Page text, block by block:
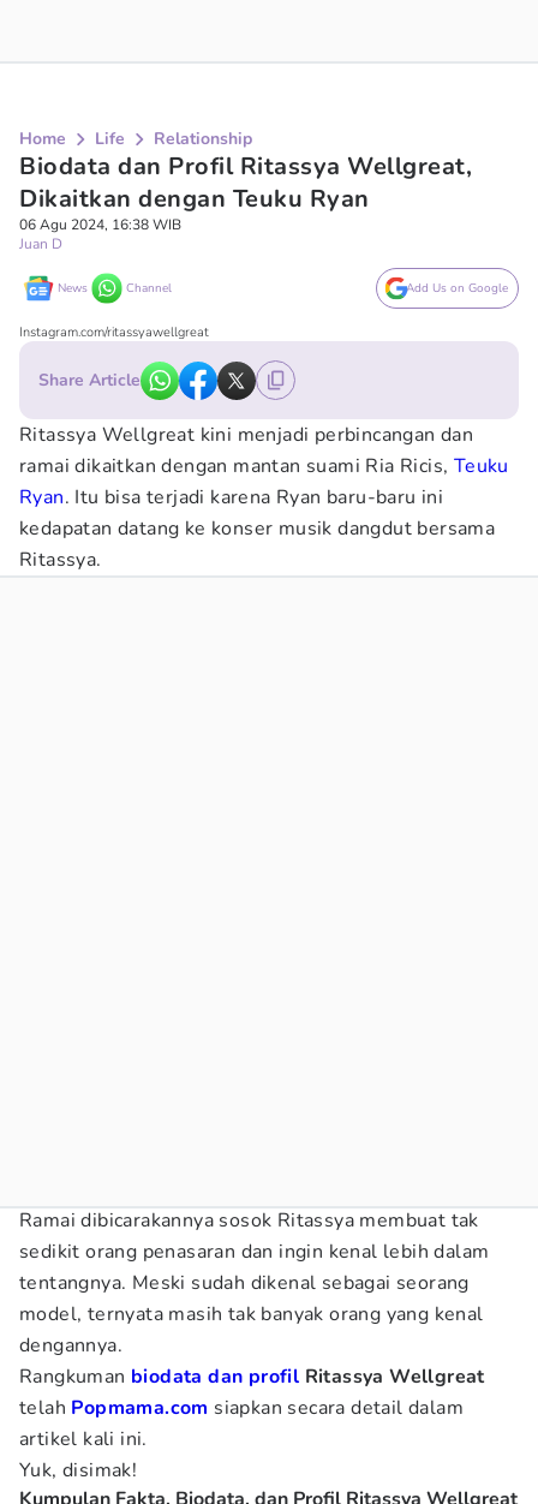
Home Life Relationship
Biodata dan Profil Ritassya Wellgreat,
Dikaitkan dengan Teuku Ryan
06 Agu 2024, 16:38 WIB
Juan D
News Channel Add Us on Google
Instagram.com/ritassyawellgreat
Share Article
Ritassya Wellgreat kini menjadi perbincangan dan
ramai dikaitkan dengan mantan suami Ria Ricis, Teuku
Ryan. Itu bisa terjadi karena Ryan baru-baru ini
kedapatan datang ke konser musik dangdut bersama
Ritassya.
Ramai dibicarakannya sosok Ritassya membuat tak
sedikit orang penasaran dan ingin kenal lebih dalam
tentangnya. Meski sudah dikenal sebagai seorang
model, ternyata masih tak banyak orang yang kenal
dengannya.
Rangkuman biodata dan profil Ritassya Wellgreat
telah Popmama.com siapkan secara detail dalam
artikel kali ini.
Yuk, disimak!